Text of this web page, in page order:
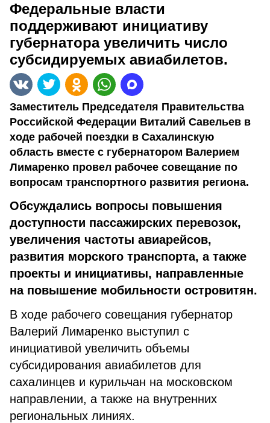
Федеральные власти
поддерживают инициативу
губернатора увеличить число
субсидируемых авиабилетов.
Заместитель Председателя Правительства
Российской Федерации Виталий Савельев в
ходе рабочей поездки в Сахалинскую
область вместе с губернатором Валерием
Лимаренко провел рабочее совещание по
вопросам транспортного развития региона.
Обсуждались вопросы повышения
доступности пассажирских перевозок,
увеличения частоты авиарейсов,
развития морского транспорта, а также
проекты и инициативы, направленные
на повышение мобильности островитян.
В ходе рабочего совещания губернатор
Валерий Лимаренко выступил с
инициативой увеличить объемы
субсидирования авиабилетов для
сахалинцев и курильчан на московском
направлении, а также на внутренних
региональных линиях.